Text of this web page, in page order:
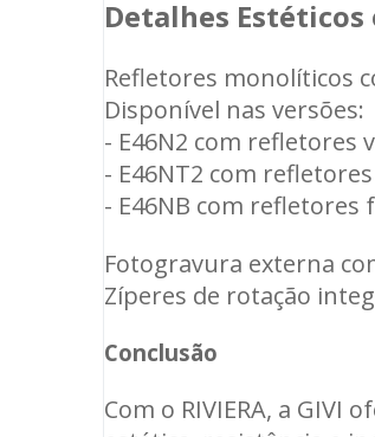
Detalhes Estéticos
Refletores monolíticos
Disponível nas versões:
- E46N2 com
- E46NT2 com
- E46NB com
Fotogravura externa
Zíperes de rotação
Conclusão
Com o RIVIERA, a